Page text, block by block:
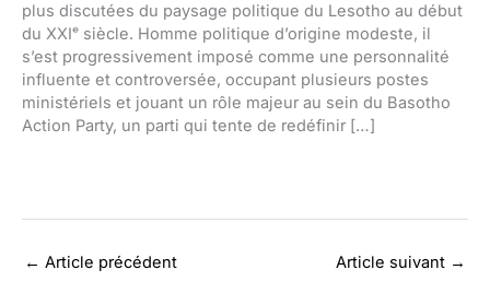
plus discutées du paysage politique du Lesotho au début
du XXIᵉ siècle. Homme politique d’origine modeste, il
s’est progressivement imposé comme une personnalité
influente et controversée, occupant plusieurs postes
ministériels et jouant un rôle majeur au sein du Basotho
Action Party, un parti qui tente de redéfinir […]
← Article précédent Article suivant →